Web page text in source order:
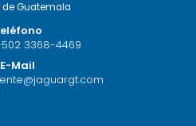
Guatemala
3368-4469
E-Mail